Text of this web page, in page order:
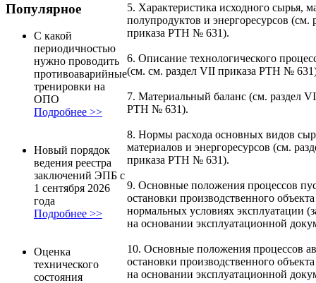
Популярное
С какой
периодичностью
нужно проводить
противоаварийные
тренировки на
ОПО
Подробнее >>
Новый порядок
ведения реестра
заключений ЭПБ с
1 сентября 2026
года
Подробнее >>
Оценка
технического
состояния
5. Характеристика исходного сырья,
полупродуктов и энергоресурсов (см.
приказа РТН № 631).
6. Описание технологического
(см. см. раздел VII приказа РТН №
7. Материальный баланс (см. раздел
РТН № 631).
8. Нормы расхода основных видов
материалов и энергоресурсов (см.
приказа РТН № 631).
9. Основные положения процессов
остановки производственного
нормальных условиях эксплуатации
на основании эксплуатационной
10. Основные положения процессов
остановки производственного
на основании эксплуатационной